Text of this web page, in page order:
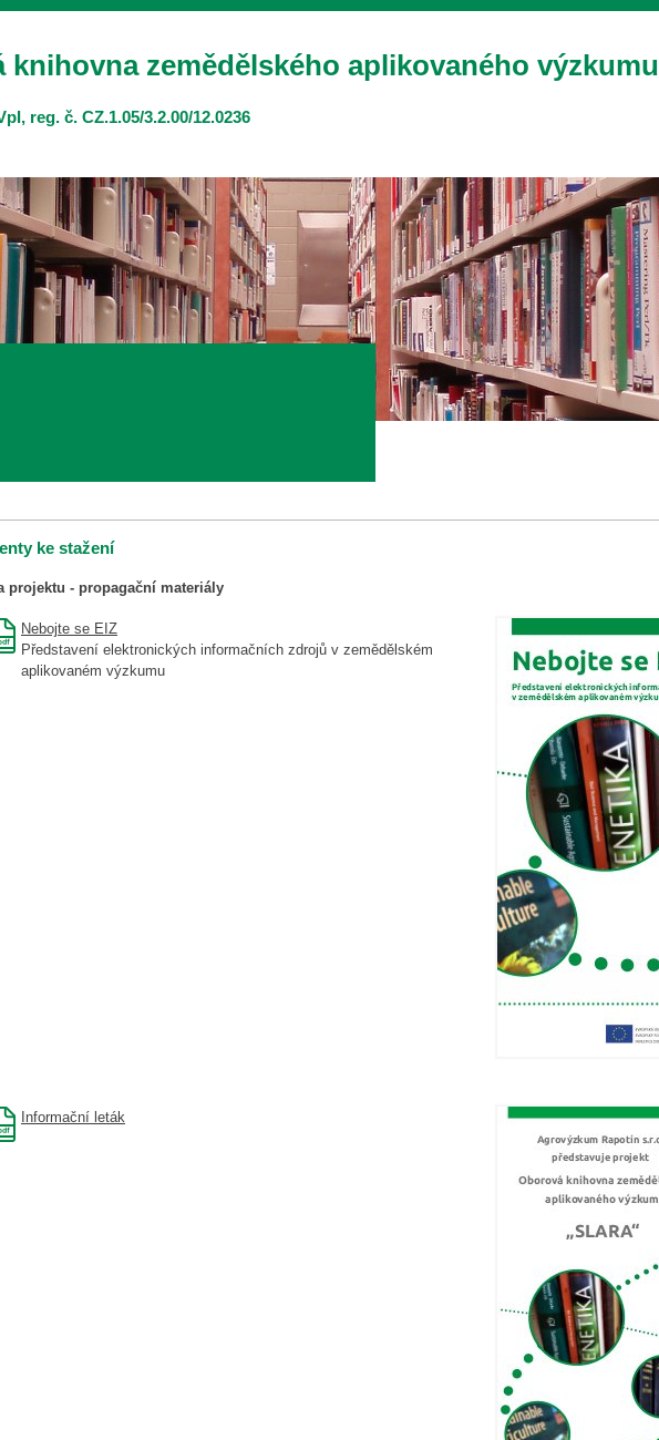
knihovna zemědělského aplikovaného výzkumu
reg. č. CZ.1.05/3.2.00/12.0236
ke stažení
projektu - propagační materiály
Nebojte se EIZ
Představení elektronických informačních zdrojů v zemědělském
aplikovaném výzkumu
Informační leták